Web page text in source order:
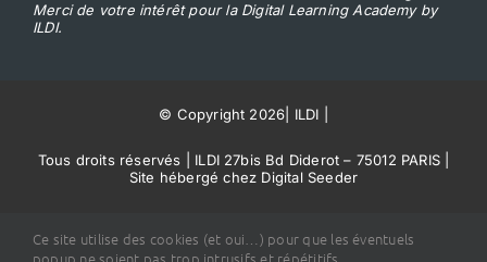
Merci de votre intérêt pour la Digital Learning Academy by
ILDI.
© Copyright 2026 ILDI
Tous droits réservés | ILDI 27bis Bd Diderot – 75012 PARIS |
Site hébergé chez Digital Seeder
Ce site utilise des cookies (et oui…) pour que les éventuels